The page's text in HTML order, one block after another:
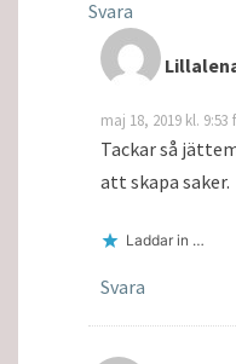
Svara
maj 18, 2019 kl. 9:53
Tackar så
att skapa saker.
Laddar in …
Svara